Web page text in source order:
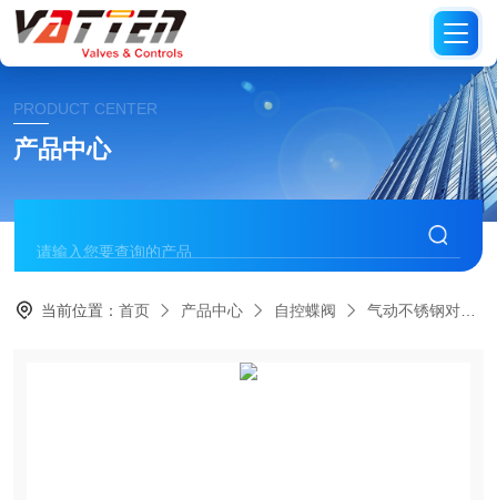
PRODUCT CENTER
产品中心
当前位置：首页 产品中心 自控蝶阀 气动不锈钢对夹蝶阀